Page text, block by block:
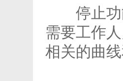
停止功能
需要工作
相关的曲